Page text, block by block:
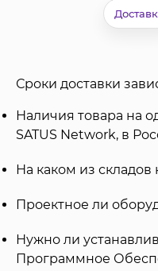
Сроки доставки
Наличия товара на
SATUS Network, в
На каком из
Проектное ли
Нужно ли
Программное